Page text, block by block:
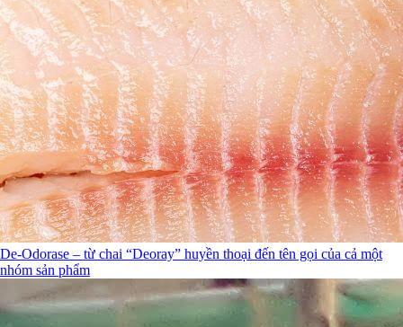
De-Odorase – từ chai “Deoray” huyền thoại đến tên gọi của cả một
nhóm sản phẩm